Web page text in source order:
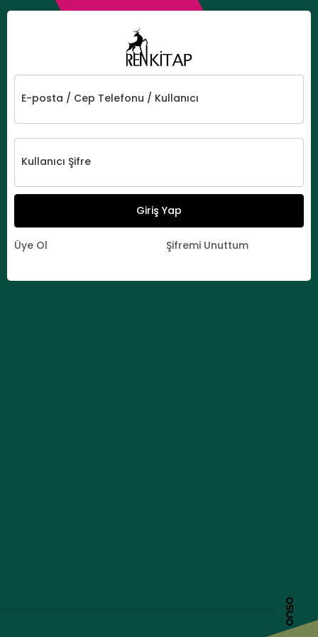
E-posta / Cep Telefonu / Kullanıcı
Kullanıcı Şifre
Giriş Yap
Üye Ol Şifremi Unuttum